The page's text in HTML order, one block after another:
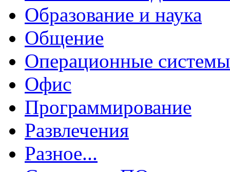
Образование и наука
Общение
Операционные системы
Офис
Программирование
Развлечения
Разное...